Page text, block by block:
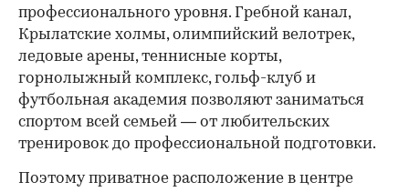
профессионального уровня. Гребной канал,
Крылатские холмы, олимпийский велотрек,
ледовые арены, теннисные корты,
горнолыжный комплекс, гольф-клуб и
футбольная академия позволяют заниматься
спортом всей семьей — от любительских
тренировок до профессиональной подготовки.
Поэтому приватное расположение в центре